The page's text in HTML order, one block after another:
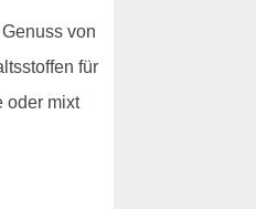
von
für
oder mixt